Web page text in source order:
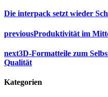
Die interpack setzt wieder
previousProduktivität im
next3D-Formatteile zum
Qualität
Kategorien